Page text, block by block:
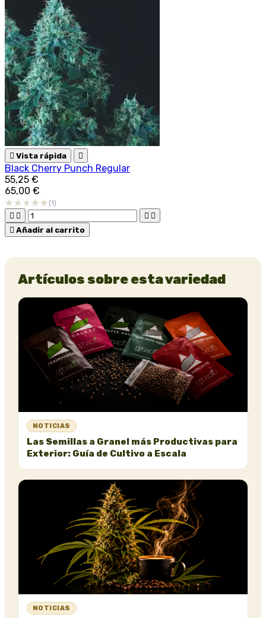
 Vista rápida 
Black Cherry Punch Regular
55,25 €
65,00 €
(1)
   
 Añadir al carrito
Artículos sobre esta variedad
NOTICIAS
Las Semillas a Granel más Productivas para
Exterior: Guía de Cultivo a Escala
NOTICIAS